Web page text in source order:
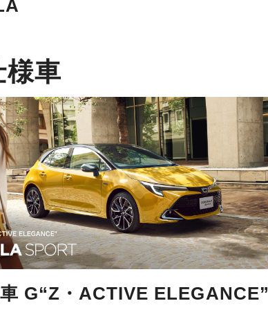
様車
G“Z・ACTIVE ELEGANCE”